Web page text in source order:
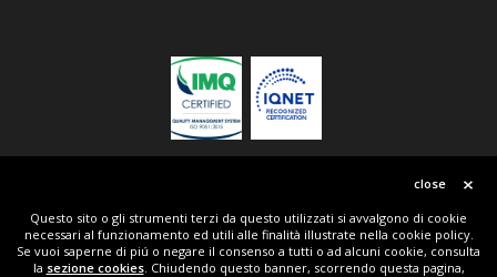
© Copyright 2018 | All Rights Reserved | Telestar srl P.IVA IT01836150134 | Powered by Tripla
W + Telestar
close
Questo sito o gli strumenti terzi da questo utilizzati si avvalgono di cookie
necessari al funzionamento ed utili alle finalità illustrate nella cookie policy.
Se vuoi saperne di piú o negare il consenso a tutti o ad alcuni cookie, consulta
la sezione cookies. Chiudendo questo banner, scorrendo questa pagina,